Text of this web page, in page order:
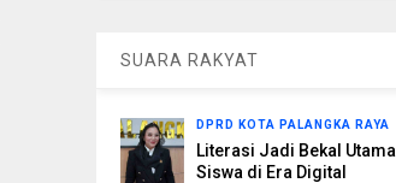
SUARA RAKYAT
DPRD KOTA PALANGKA RAYA
Literasi Jadi Bekal Utama
Siswa di Era Digital